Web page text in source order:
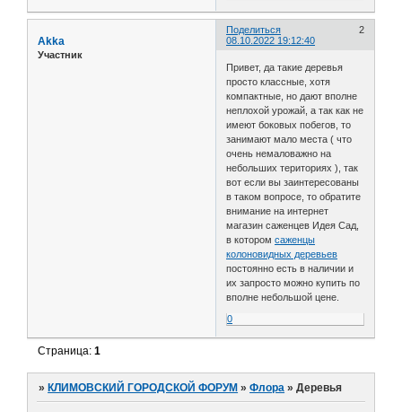
Поделиться
2
08.10.2022 19:12:40
Akka
Участник
Привет, да такие деревья
просто классные, хотя
компактные, но дают вполне
неплохой урожай, а так как не
имеют боковых побегов, то
занимают мало места ( что
очень немаловажно на
небольших териториях ), так
вот если вы заинтересованы
в таком вопросе, то обратите
внимание на интернет
магазин саженцев Идея Сад,
в которомсаженцы
колоновидных деревьев
постоянно есть в наличии и
их запросто можно купить по
вполне небольшой цене.
0
Страница:1
» КЛИМОВСКИЙ ГОРОДСКОЙ ФОРУМ »Флора »Деревья